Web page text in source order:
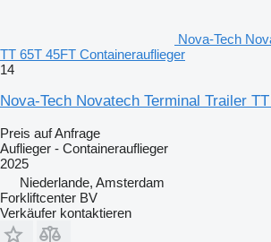
Nova-Tech
TT 65T 45FT Containerauflieger
14
Nova-Tech Novatech Terminal Trailer
Preis auf Anfrage
Auflieger - Containerauflieger
2025
Niederlande, Amsterdam
Forkliftcenter BV
Verkäufer kontaktieren